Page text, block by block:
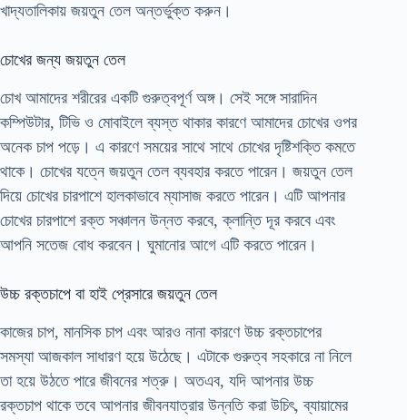
খাদ্যতালিকায় জয়তুন তেল অন্তর্ভুক্ত করুন।
চোখের জন্য জয়তুন তেল
চোখ আমাদের শরীরের একটি গুরুত্বপূর্ণ অঙ্গ। সেই সঙ্গে সারাদিন
কম্পিউটার, টিভি ও মোবাইলে ব্যস্ত থাকার কারণে আমাদের চোখের ওপর
অনেক চাপ পড়ে। এ কারণে সময়ের সাথে সাথে চোখের দৃষ্টিশক্তি কমতে
থাকে। চোখের যত্নে জয়তুন তেল ব্যবহার করতে পারেন। জয়তুন তেল
দিয়ে চোখের চারপাশে হালকাভাবে ম্যাসাজ করতে পারেন। এটি আপনার
চোখের চারপাশে রক্ত ​​সঞ্চালন উন্নত করবে, ক্লান্তি দূর করবে এবং
আপনি সতেজ বোধ করবেন। ঘুমানোর আগে এটি করতে পারেন।
উচ্চ রক্তচাপে বা হাই প্রেসারে জয়তুন তেল
কাজের চাপ, মানসিক চাপ এবং আরও নানা কারণে উচ্চ রক্তচাপের
সমস্যা আজকাল সাধারণ হয়ে উঠেছে। এটাকে গুরুত্ব সহকারে না নিলে
তা হয়ে উঠতে পারে জীবনের শত্রু। অতএব, যদি আপনার উচ্চ
রক্তচাপ থাকে তবে আপনার জীবনযাত্রার উন্নতি করা উচিৎ, ব্যায়ামের